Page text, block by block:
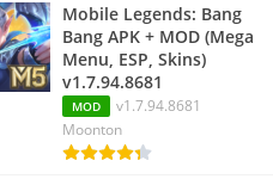
Mobile Legends: Bang
Bang APK + MOD (Mega
Menu, ESP, Skins)
v1.7.94.8681
MOD
v1.7.94.8681
Moonton